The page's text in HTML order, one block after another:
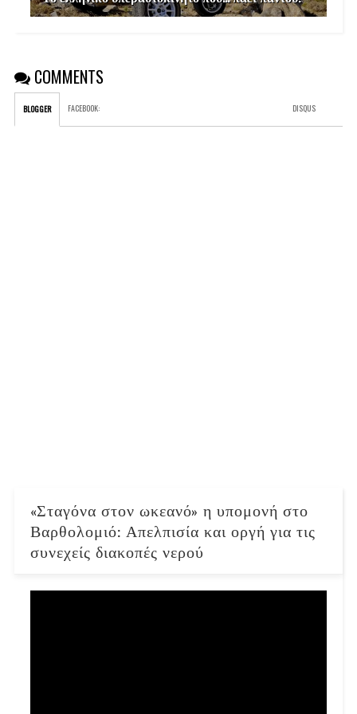
COMMENTS
BLOGGER FACEBOOK: DISQUS
«Σταγόνα στον ωκεανό» η υπομονή στο
Βαρθολομιό: Απελπισία και οργή για τις
συνεχείς διακοπές νερού